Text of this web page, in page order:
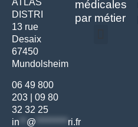
ATLAS
DISTRI
13 rue
Desaix
67450
Mundolsheim
06 49 800
203
09 80
32 32 25
in
@ ********* ri.fr
médicales
par métier